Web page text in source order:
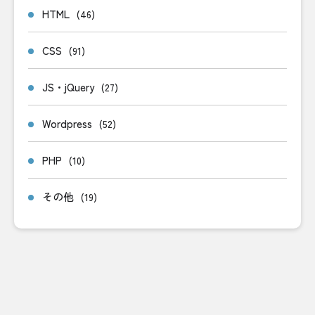
HTML (46)
CSS (91)
JS・jQuery (27)
Wordpress (52)
PHP (10)
その他 (19)